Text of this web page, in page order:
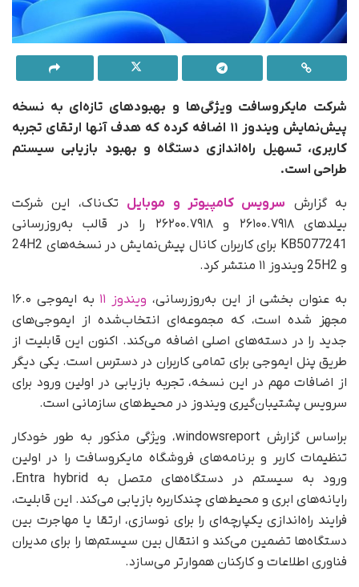
شرکت مایکروسافت ویژگی‌ها و بهبودهای تازه‌ای به نسخه
پیش‌نمایش ویندوز ۱۱ اضافه کرده که هدف آنها ارتقای تجربه
کاربری، تسهیل راه‌اندازی دستگاه و بهبود بازیابی سیستم
طراحی است.
به گزارش سرویس کامپیوتر و موبایل تک‌ناک، این شرکت
بیلد‌های ۲۶۱۰۰.۷۹۱۸ و ۲۶۲۰۰.۷۹۱۸ را در قالب به‌روزرسانی
KB5077241 برای کاربران کانال پیش‌نمایش در نسخه‌های 24H2
و 25H2 ویندوز ۱۱ منتشر کرد.
به‌ عنوان بخشی از این به‌روزرسانی، ویندوز ۱۱
به ایموجی ۱۶.۰
مجهز شده است، که مجموعه‌ای انتخاب‌شده از ایموجی‌های
جدید را در دسته‌های اصلی اضافه می‌کند. اکنون این قابلیت از
طریق پنل ایموجی برای تمامی کاربران در دسترس است. یکی دیگر
از اضافات مهم در این نسخه، تجربه بازیابی در اولین ورود برای
سرویس پشتیبان‌گیری ویندوز در محیط‌های سازمانی است.
براساس گزارش windowsreport، ویژگی مذکور به‌ طور خودکار
تنظیمات کاربر و برنامه‌های فروشگاه مایکروسافت را در اولین
ورود به سیستم در دستگاه‌های متصل به Entra hybrid،
رایانه‌های ابری و محیط‌های چندکاربره بازیابی می‌کند. این قابلیت،
فرایند راه‌اندازی یکپارچه‌ای را برای نوسازی، ارتقا یا مهاجرت بین
دستگاه‌ها تضمین می‌کند و انتقال بین سیستم‌ها را برای مدیران
فناوری اطلاعات و کارکنان هموارتر می‌سازد.